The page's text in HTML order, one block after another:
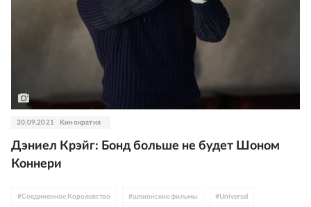
30.09.2021 Кинократия
Дэниел Крэйг: Бонд больше не будет Шоном
Коннери
#Соединенное Королевство #шпионские фильмы # Universal